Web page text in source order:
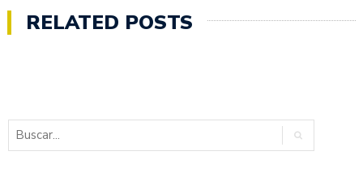
RELATED POSTS